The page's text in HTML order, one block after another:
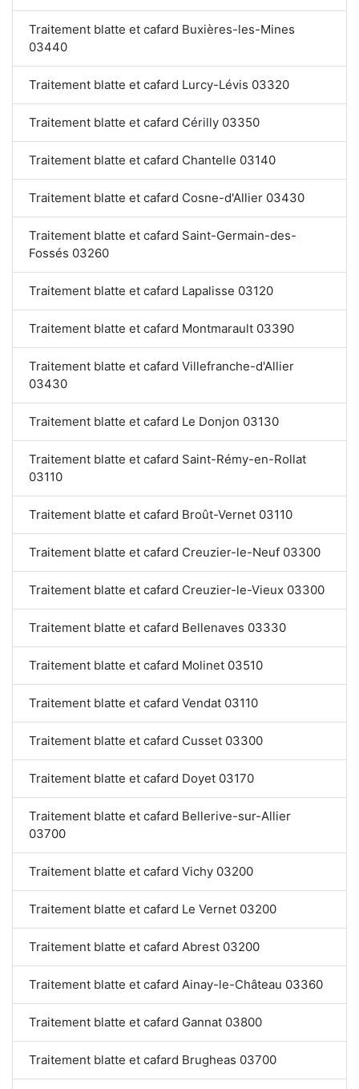
Traitement blatte et cafard Buxières-les-Mines
03440
Traitement blatte et cafard Lurcy-Lévis 03320
Traitement blatte et cafard Cérilly 03350
Traitement blatte et cafard Chantelle 03140
Traitement blatte et cafard Cosne-d'Allier 03430
Traitement blatte et cafard Saint-Germain-des-
Fossés 03260
Traitement blatte et cafard Lapalisse 03120
Traitement blatte et cafard Montmarault 03390
Traitement blatte et cafard Villefranche-d'Allier
03430
Traitement blatte et cafard Le Donjon 03130
Traitement blatte et cafard Saint-Rémy-en-Rollat
03110
Traitement blatte et cafard Broût-Vernet 03110
Traitement blatte et cafard Creuzier-le-Neuf 03300
Traitement blatte et cafard Creuzier-le-Vieux 03300
Traitement blatte et cafard Bellenaves 03330
Traitement blatte et cafard Molinet 03510
Traitement blatte et cafard Vendat 03110
Traitement blatte et cafard Cusset 03300
Traitement blatte et cafard Doyet 03170
Traitement blatte et cafard Bellerive-sur-Allier
03700
Traitement blatte et cafard Vichy 03200
Traitement blatte et cafard Le Vernet 03200
Traitement blatte et cafard Abrest 03200
Traitement blatte et cafard Ainay-le-Château 03360
Traitement blatte et cafard Gannat 03800
Traitement blatte et cafard Brugheas 03700